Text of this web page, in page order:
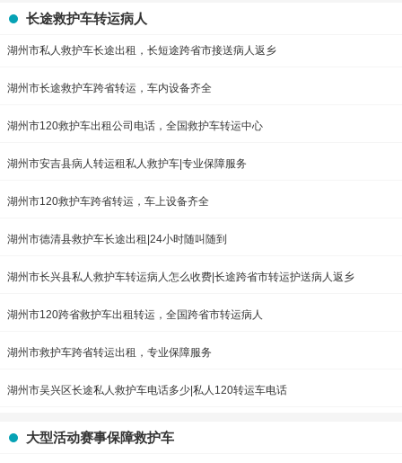
长途救护车转运病人
湖州市私人救护车长途出租，长短途跨省市接送病人返乡
湖州市长途救护车跨省转运，车内设备齐全
湖州市120救护车出租公司电话，全国救护车转运中心
湖州市安吉县病人转运租私人救护车|专业保障服务
湖州市120救护车跨省转运，车上设备齐全
湖州市德清县救护车长途出租|24小时随叫随到
湖州市长兴县私人救护车转运病人怎么收费|长途跨省市转运护送病人返乡
湖州市120跨省救护车出租转运，全国跨省市转运病人
湖州市救护车跨省转运出租，专业保障服务
湖州市吴兴区长途私人救护车电话多少|私人120转运车电话
大型活动赛事保障救护车